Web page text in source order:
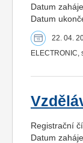
Datum
Datum
22. 04.
ELECTRONIC,
Registrační
Datum